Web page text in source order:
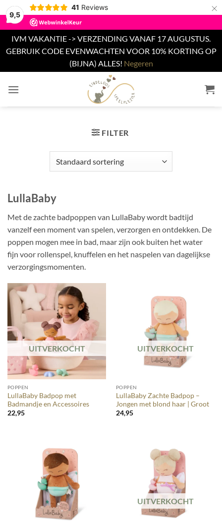
9,5
41 Reviews ×
IVM VAKANTIE -> VERZENDING VANAF 17 AUGUSTUS.
GEBRUIK CODE EVENWACHTEN VOOR 10% KORTING OP
(BIJNA) ALLES! Negeren
naar
FILTER
LullaBaby
Met de zachte badpoppen van LullaBaby wordt badtijd
vanzelf een moment van spelen, verzorgen en ontdekken. De
poppen mogen mee in bad, maar zijn ook buiten het water
fijn voor rollenspel, knuffelen en het naspelen van dagelijkse
verzorgingsmomenten.
UITVERKOCHT
POPPEN
LullaBaby Badpop met
Badmandje en Accessoires
22,95
UITVERKOCHT
POPPEN
LullaBaby Zachte Badpop –
Jongen met blond haar | Groot
24,95
UITVERKOCHT